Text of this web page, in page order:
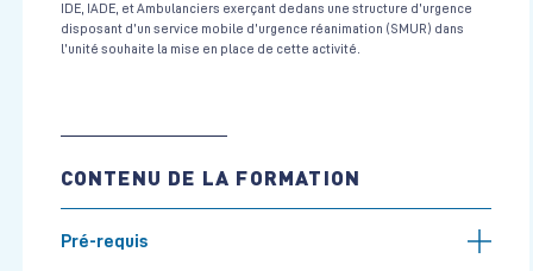
IDE, IADE, et Ambulanciers exerçant dedans une structure d’urgence
disposant d’un service mobile d’urgence réanimation (SMUR) dans
l’unité souhaite la mise en place de cette activité.
CONTENU DE LA FORMATION
Pré-requis